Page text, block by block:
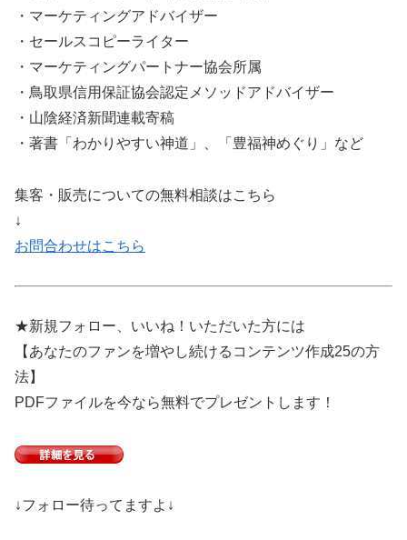
・マーケティングアドバイザー
・セールスコピーライター
・マーケティングパートナー協会所属
・鳥取県信用保証協会認定メソッドアドバイザー
・山陰経済新聞連載寄稿
・著書「わかりやすい神道」、「豊福神めぐり」など
集客・販売についての無料相談はこちら
↓
お問合わせはこちら
★新規フォロー、いいね！いただいた方には
【あなたのファンを増やし続けるコンテンツ作成25の方
法】
PDFファイルを今なら無料でプレゼントします！
↓フォロー待ってますよ↓